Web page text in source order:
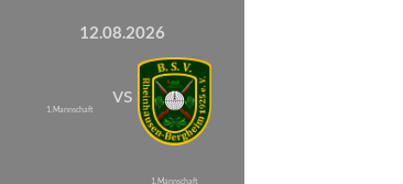
12.08.2026
1. Mannschaft
vs
1. Mannschaft